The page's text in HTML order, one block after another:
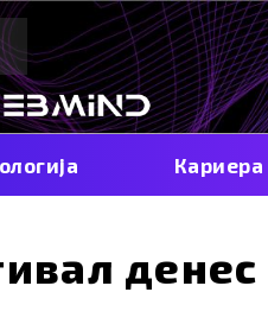
Кариера
денес